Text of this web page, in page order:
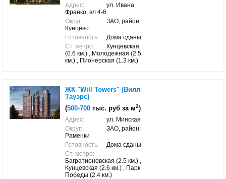
Адрес:
ул. Ивана
Франко, вл 4-6
Округ:
ЗАО, район:
Кунцево
Готовность:
Дома сданы
Ст. метро:
Кунцевская
(0.6 км.) , Молодежная (2.5
км.) , Пионерская (1.3 км.)
ЖК "Will Towers" (Вилл
Тауэрс)
(500-700 тыс. руб за м2)
Адрес:
ул. Минская
Округ:
ЗАО, район:
Раменки
Готовность:
Дома сданы
Ст. метро:
Багратионовская (2.5 км.) ,
Кунцевская (2.6 км.) , Парк
Победы (2.4 км.)